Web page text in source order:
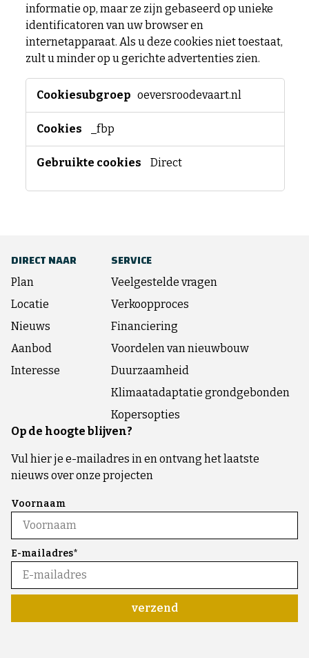
informatie op, maar ze zijn gebaseerd op unieke
identificatoren van uw browser en
internetapparaat. Als u deze cookies niet toestaat,
zult u minder op u gerichte advertenties zien.
cookies
oeversroodevaart.nl
_fbp
Direct
DIRECT NAAR
Plan
Locatie
Nieuws
Aanbod
Interesse
SERVICE
Veelgestelde vragen
Verkoopproces
Financiering
Voordelen van nieuwbouw
Duurzaamheid
Klimaatadaptatie grondgebonden
Kopersopties
Op de hoogte blijven?
Vul hier je e-mailadres in en ontvang het laatste
nieuws over onze projecten
Voornaam
E-mailadres*
verzend